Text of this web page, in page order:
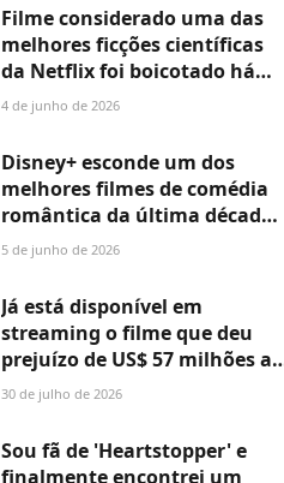
Filme considerado uma das
melhores ficções científicas
da Netflix foi boicotado há
nove anos durante
4 de junho de 2026
Disney+ esconde um dos
melhores filmes de comédia
romântica da última década,
perfeito para assistir nos dias
5 de junho de 2026
Já está disponível em
streaming o filme que deu
prejuízo de US$ 57 milhões ao
estúdio: uma aventura genial
30 de julho de 2026
Sou fã de 'Heartstopper' e
finalmente encontrei um